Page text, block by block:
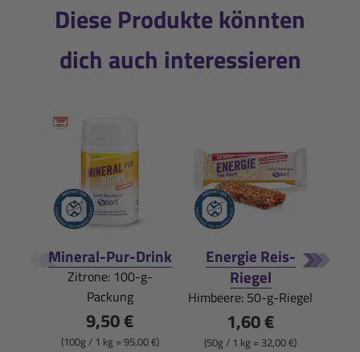
Diese Produkte könnten
dich auch interessieren
Mineral-Pur-Drink
Zitrone: 100-g-
Packung
9,50 €
(100g / 1 kg = 95,00 €)
Energie Reis-
Riegel
Himbeere: 50-g-Riegel
1,60 €
(50g / 1 kg = 32,00 €)